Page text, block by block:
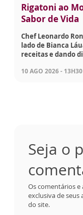
Rigatoni ao
Sabor de Vida
Chef Leonardo
lado de Bianca
receitas e dando
10 AGO 2026 - 13H30
Seja o
Os comentários e
exclusiva de
do site.